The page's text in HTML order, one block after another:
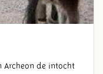
Archeon de intocht